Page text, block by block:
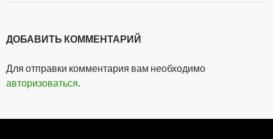
ДОБАВИТЬ КОММЕНТАРИЙ
Для отправки комментария вам необходимо
авторизоваться.